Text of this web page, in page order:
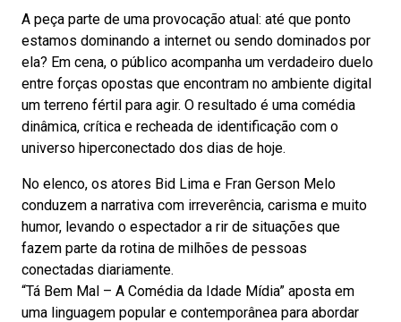
A peça parte de uma provocação atual: até que ponto
estamos dominando a internet ou sendo dominados por
ela? Em cena, o público acompanha um verdadeiro duelo
entre forças opostas que encontram no ambiente digital
um terreno fértil para agir. O resultado é uma comédia
dinâmica, crítica e recheada de identificação com o
universo hiperconectado dos dias de hoje.
No elenco, os atores Bid Lima e Fran Gerson Melo
conduzem a narrativa com irreverência, carisma e muito
humor, levando o espectador a rir de situações que
fazem parte da rotina de milhões de pessoas
conectadas diariamente.
“Tá Bem Mal – A Comédia da Idade Mídia” aposta em
uma linguagem popular e contemporânea para abordar